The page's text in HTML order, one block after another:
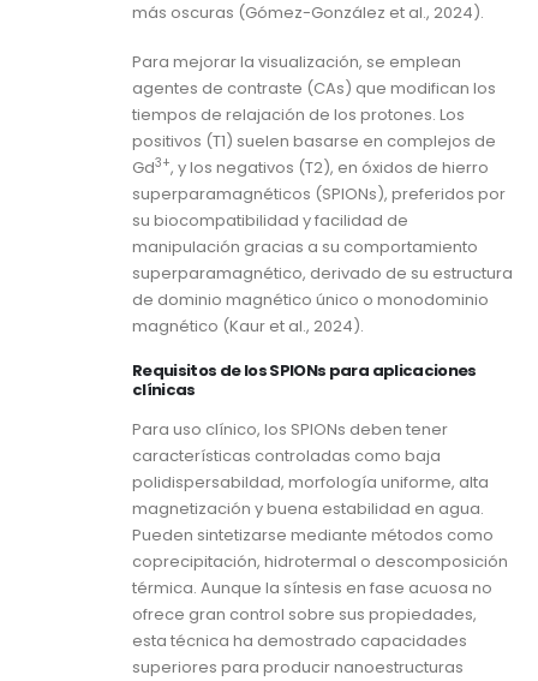
más oscuras (Gómez-González et al., 2024).
Para mejorar la visualización, se emplean
agentes de contraste (CAs) que modifican los
tiempos de relajación de los protones. Los
positivos (T1) suelen basarse en complejos de
Gd3+, y los negativos (T2), en óxidos de hierro
superparamagnéticos (SPIONs), preferidos por
su biocompatibilidad y facilidad de
manipulación gracias a su comportamiento
superparamagnético, derivado de su estructura
de dominio magnético único o monodominio
magnético (Kaur et al., 2024).
Requisitos de los SPIONs para aplicaciones
clínicas
Para uso clínico, los SPIONs deben tener
características controladas como baja
polidispersabildad, morfología uniforme, alta
magnetización y buena estabilidad en agua.
Pueden sintetizarse mediante métodos como
coprecipitación, hidrotermal o descomposición
térmica. Aunque la síntesis en fase acuosa no
ofrece gran control sobre sus propiedades,
esta técnica ha demostrado capacidades
superiores para producir nanoestructuras